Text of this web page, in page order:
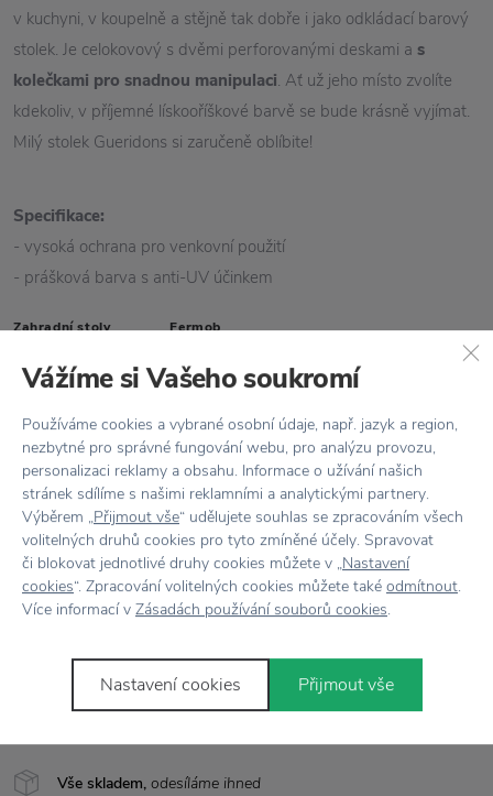
Vše skladem, odesíláme ihned
v kuchyni, v koupelně a stějně tak dobře i jako odkládací barový
stolek. Je celokovový s dvěmi perforovanými deskami a s
kolečkami pro snadnou manipulaci. Ať už jeho místo zvolíte
kdekoliv, v příjemné lískooříškové barvě se bude krásně vyjímat.
Milý stolek Gueridons si zaručeně oblíbite!
Specifikace:
- vysoká ochrana pro venkovní použití
- prášková barva s anti-UV účinkem
Zahradní stoly Fermob
Vlastnosti
Kód produktu 106214
Barva
Hmotnost 4,3 kg
Kolekce GUINGUETTE
Výška 62 cm x průměr 40 cm
Vážíme si Vašeho soukromí
Používáme cookies a vybrané osobní údaje, např. jazyk a region,
nezbytné pro správné fungování webu, pro analýzu provozu,
personalizaci reklamy a obsahu. Informace o užívání našich
stránek sdílíme s našimi reklamními a analytickými partnery.
Výběrem „Přijmout vše“ udělujete souhlas se zpracováním všech
volitelných druhů cookies pro tyto zmíněné účely. Spravovat
či blokovat jednotlivé druhy cookies můžete v „Nastavení
cookies“. Zpracování volitelných cookies můžete také odmítnout.
Více informací v Zásadách používání souborů cookies.
Nastavení cookies Přijmout vše